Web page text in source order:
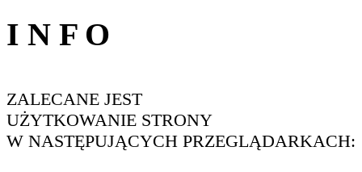
I N F O
ZALECANE JEST
UŻYTKOWANIE STRONY
W NASTĘPUJĄCYCH PRZEGLĄDARKACH: